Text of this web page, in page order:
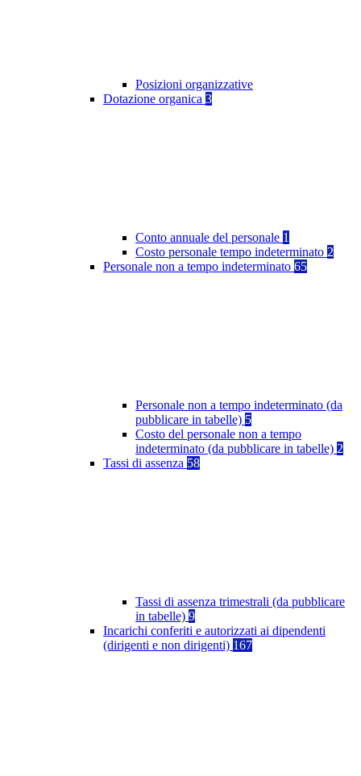
Posizioni organizzative
Dotazione organica 3
Conto annuale del personale 1
Costo personale tempo indeterminato 2
Personale non a tempo indeterminato 65
Personale non a tempo indeterminato (da
pubblicare in tabelle) 5
Costo del personale non a tempo
indeterminato (da pubblicare in tabelle) 2
Tassi di assenza 58
Tassi di assenza trimestrali (da pubblicare
in tabelle) 9
Incarichi conferiti e autorizzati ai dipendenti
(dirigenti e non dirigenti) 167